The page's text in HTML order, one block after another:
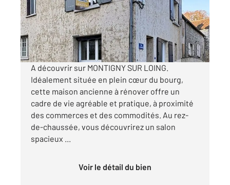
Maison à vendre
140 000 €
Visiter le site dédié
A découvrir sur MONTIGNY SUR LOING.
Idéalement située en plein cœur du bourg,
cette maison ancienne à rénover offre un
cadre de vie agréable et pratique, à proximité
des commerces et des commodités. Au rez-
de-chaussée, vous découvrirez un salon
spacieux ...
Voir le détail du bien